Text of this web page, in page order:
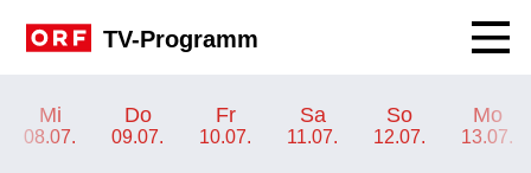
TV-Programm
Mi
08.07.
Do
09.07.
Fr
10.07.
Sa
11.07.
So
12.07.
Mo
13.07.